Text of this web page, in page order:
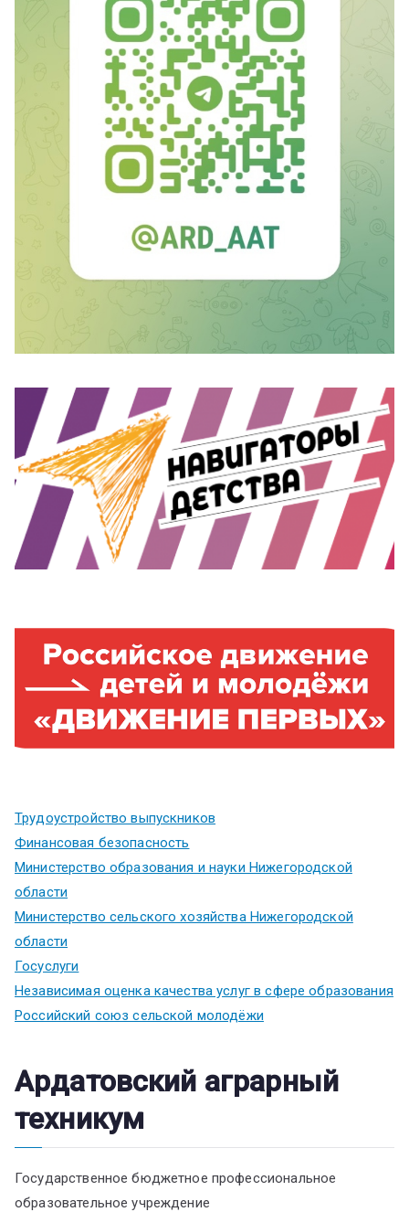
Трудоустройство выпускников
Финансовая безопасность
Министерство образования и науки Нижегородской
области
Министерство сельского хозяйства Нижегородской
области
Госуслуги
Независимая оценка качества услуг в сфере образования
Российский союз сельской молодёжи
Ардатовский аграрный
техникум
Государственное бюджетное профессиональное
образовательное учреждение